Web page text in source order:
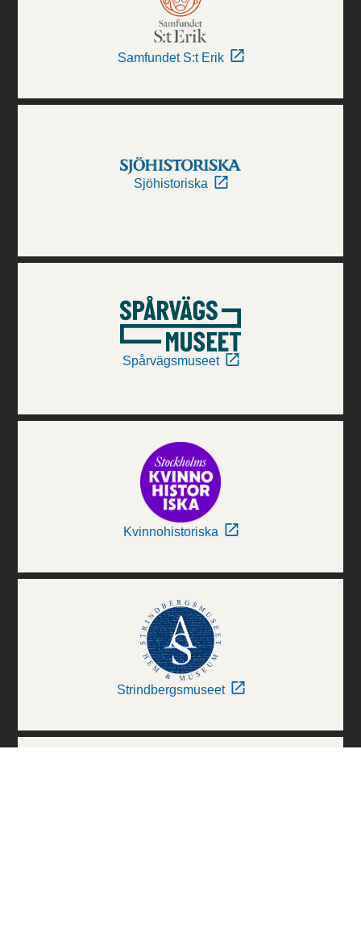
Samfundet S:t Erik
Sjöhistoriska
Spårvägsmuseet
Kvinnohistoriska
Strindbergsmuseet